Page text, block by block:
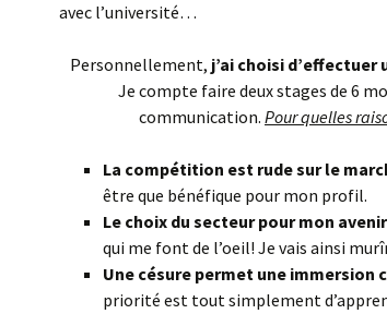
avec l’université…
Personnellement, j’ai choisi d’effectuer
Je compte faire deux stages de 6
communication. Pour quelles
La compétition est rude sur le
être que bénéfique pour mon profil.
Le choix du secteur pour mon
qui me font de l’oeil! Je vais ainsi
Une césure permet une immersion
priorité est tout simplement